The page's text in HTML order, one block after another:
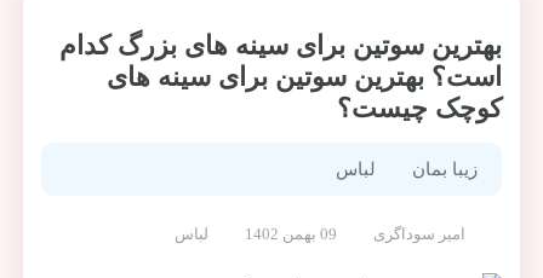
بهترین سوتین برای سینه های بزرگ کدام
است؟ بهترین سوتین برای سینه های
کوچک چیست؟
زیبا بمان لباس
امیر سوداگری 09 بهمن 1402 لباس